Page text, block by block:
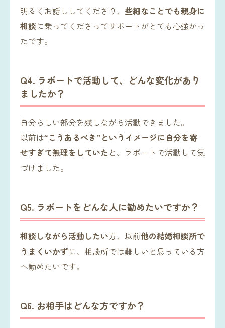
明るくお話ししてくださり、 些細なことでも親身に
相談に乗ってくださってサポートがとても心強かっ
たです。
Q4. ラポートで活動して、どんな変化があり
ましたか？
自分らしい部分を残しながら活動できました。
以前は“こうあるべき”というイメージに自分を寄
せすぎて無理をしていた と、ラポートで活動して気
づけました。
Q5. ラポートをどんな人に勧めたいですか？
相談しながら活動したい方、以前他の結婚相談所で
うまくいかずに、相談所では難しいと思っている方
へ勧めたいです。
Q6. お相手はどんな方ですか？